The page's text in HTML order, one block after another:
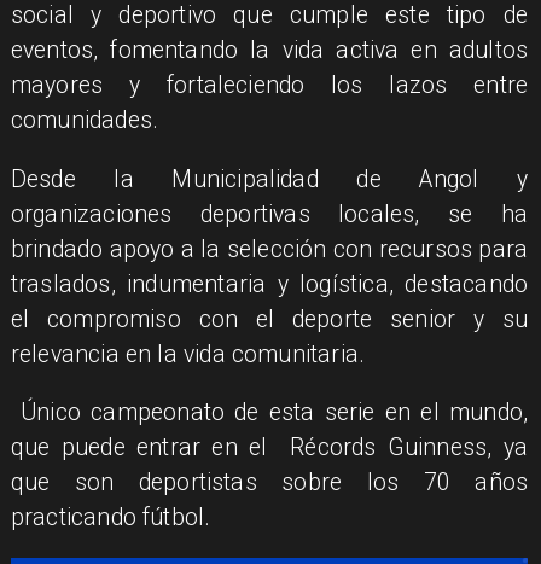
social y deportivo que cumple este tipo de
eventos, fomentando la vida activa en adultos
mayores y fortaleciendo los lazos entre
comunidades.
​Desde la Municipalidad de Angol y
organizaciones deportivas locales, se ha
brindado apoyo a la selección con recursos para
traslados, indumentaria y logística, destacando
el compromiso con el deporte senior y su
relevancia en la vida comunitaria.
​ Único campeonato de esta serie en el mundo,
que puede entrar en el Récords Guinness, ya
que son deportistas sobre los 70 años
practicando fútbol.